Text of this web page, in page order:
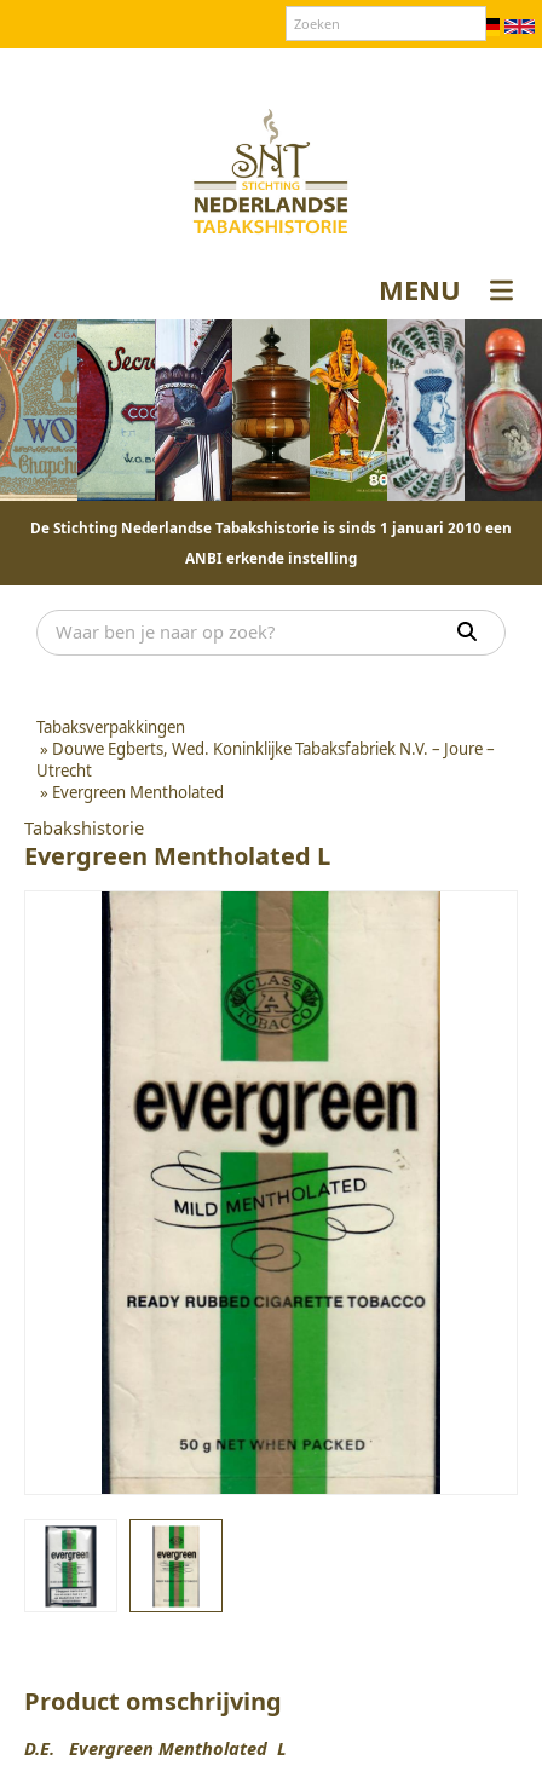
MENU
De Stichting Nederlandse Tabakshistorie is sinds 1 januari 2010 een
ANBI erkende instelling
Tabaksverpakkingen
» Douwe Egberts, Wed. Koninklijke Tabaksfabriek N.V. – Joure –
Utrecht
» Evergreen Mentholated
Tabakshistorie
Evergreen Mentholated L
Product omschrijving
D.E. Evergreen Mentholated L